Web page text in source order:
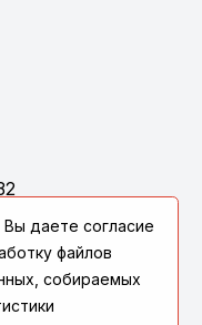
даете согласие
файлов
собираемых